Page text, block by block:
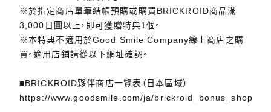
※於指定商店單筆結帳預購或購買BRICKROID商品滿
3,000日圓以上，即可獲贈特典1個。
※本特典不適用於Good Smile Company線上商店之購
買。適用店鋪請從以下網址確認。
■BRICKROID夥伴商店一覽表（日本區域）
https://www.goodsmile.com/ja/brickroid_bonus_shoplist